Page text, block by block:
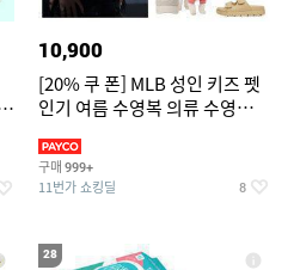
10,900
[20% 쿠 폰] MLB 성인 키즈 펫
인기 여름 수영복 의류 수영복
구매 999+
11번가 쇼킹딜 8
28